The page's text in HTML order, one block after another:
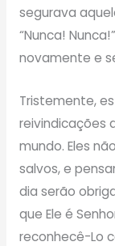
segurava
“Nunca!
novamente e
Tristemente,
reivindicações
mundo. Eles
salvos, e
dia serão
que Ele é
reconhecê-Lo